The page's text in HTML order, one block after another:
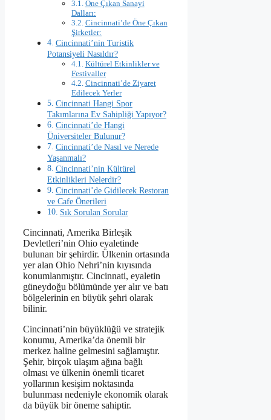
Öne Çıkan Sanayi
Dalları:
Cincinnati’de Öne Çıkan
Şirketler:
Cincinnati’nin Turistik
Potansiyeli Nasıldır?
Kültürel Etkinlikler ve
Festivaller
Cincinnati’de Ziyaret
Edilecek Yerler
Cincinnati Hangi Spor
Takımlarına Ev Sahipliği Yapıyor?
Cincinnati’de Hangi
Üniversiteler Bulunur?
Cincinnati’de Nasıl ve Nerede
Yaşanmalı?
Cincinnati’nin Kültürel
Etkinlikleri Nelerdir?
Cincinnati’de Gidilecek Restoran
ve Cafe Önerileri
Sık Sorulan Sorular
Cincinnati, Amerika Birleşik
Devletleri’nin Ohio eyaletinde
bulunan bir şehirdir. Ülkenin ortasında
yer alan Ohio Nehri’nin kıyısında
konumlanmıştır. Cincinnati, eyaletin
güneydoğu bölümünde yer alır ve batı
bölgelerinin en büyük şehri olarak
bilinir.
Cincinnati’nin büyüklüğü ve stratejik
konumu, Amerika’da önemli bir
merkez haline gelmesini sağlamıştır.
Şehir, birçok ulaşım ağına bağlı
olması ve ülkenin önemli ticaret
yollarının kesişim noktasında
bulunması nedeniyle ekonomik olarak
da büyük bir öneme sahiptir.